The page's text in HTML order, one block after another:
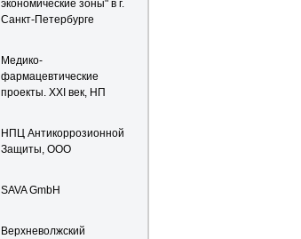
экономические зоны" в г.
Санкт-Петербурге
Медико-
фармацевтические
проекты. XXI век, НП
НПЦ Антикоррозионной
Защиты, ООО
SAVA GmbH
Верхневолжский